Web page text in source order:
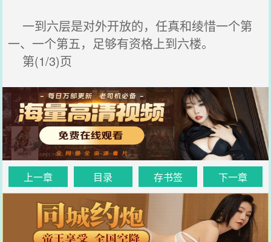
一到六层是对外开放的，任真和绫惜一个第
一、一个第五，足够有资格上到六楼。
第(1/3)页
上一章 目录 存书签 下一章